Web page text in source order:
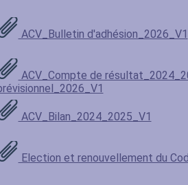
ACV_Bulletin d'adhésion_2026_V1
ACV_Compte de
ACV_Bilan_2024_2025_V1
Election et renouvellement du